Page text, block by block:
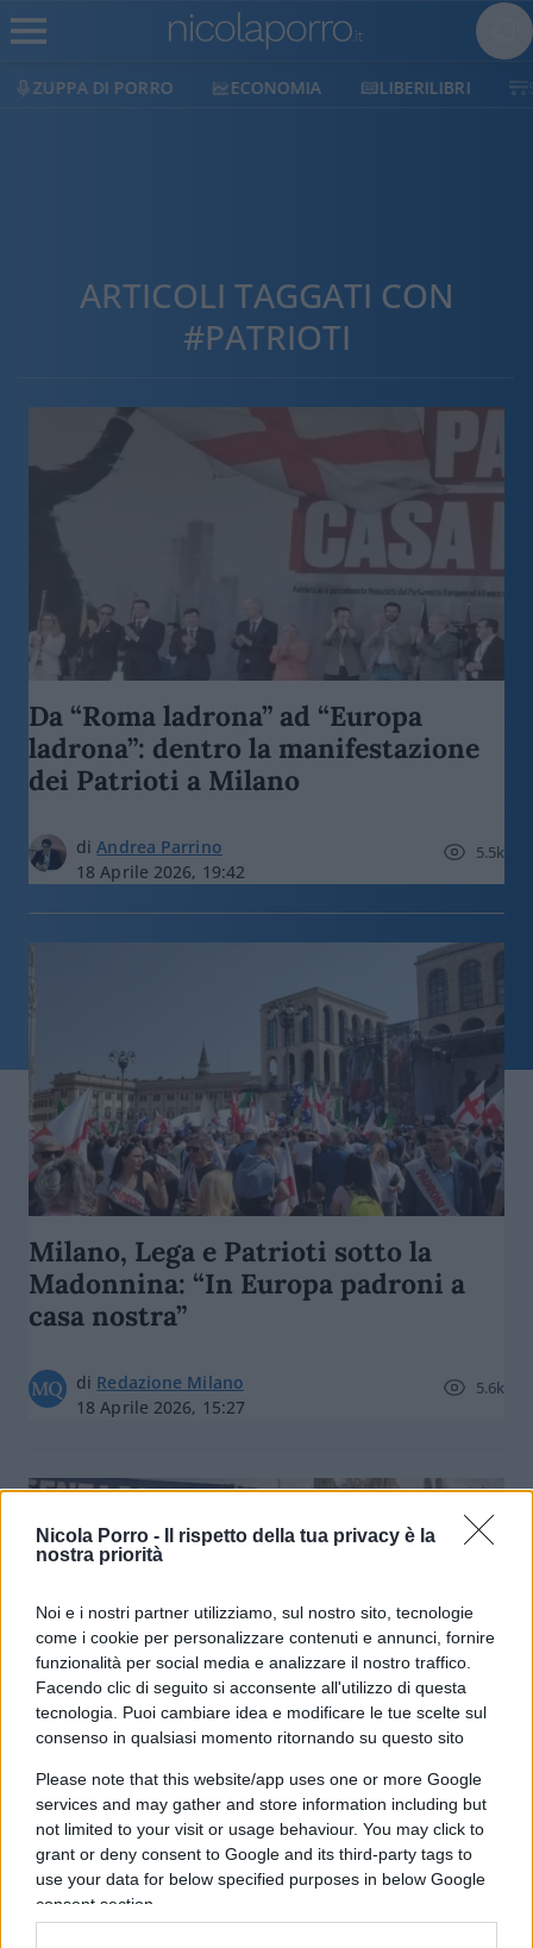
Nicola Porro -
Il rispetto della tua privacy è la
nostra priorità
Noi e i nostri partner utilizziamo, sul nostro sito, tecnologie
come i cookie per personalizzare contenuti e annunci, fornire
funzionalità per social media e analizzare il nostro traffico.
Facendo clic di seguito si acconsente all'utilizzo di questa
tecnologia. Puoi cambiare idea e modificare le tue scelte sul
consenso in qualsiasi momento ritornando su questo sito
Please note that this website/app uses one or more Google
services and may gather and store information including but
not limited to your visit or usage behaviour. You may click to
grant or deny consent to Google and its third-party tags to
use your data for below specified purposes in below Google
consent section.
ZUPPA DI PORRO ECONOMIA LIBERILIBRI
ARTICOLI TAGGATI CON
#PATRIOTI
Da “Roma ladrona” ad “Europa
ladrona”: dentro la manifestazione
dei Patrioti a Milano
diAndrea Parrino
18 Aprile 2026, 19:42
5.5k
Milano, Lega e Patrioti sotto la
Madonnina: “In Europa padroni a
casa nostra”
di Redazione Milano
18 Aprile 2026, 15:27
5.6k
Milano, sabato ad alta tensione:
Lega in piazza Duomo e tre cortei di
protesta
diRedazione Milano
3.8k